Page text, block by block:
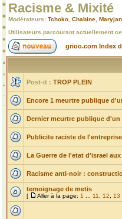
Racisme & Mixité
Modérateurs: Tchoko Chabine
Utilisateurs parcourant actuellement
grioo.com Index
Post-it : TROP PLEIN
Encore 1 meurtre publique
Dernier meurtre publique
Publicite raciste de
La Guerre de l'etat d'israel
Racisme anti-noir :
temoignage de metis
[ Aller à la page: 1 11 12 13